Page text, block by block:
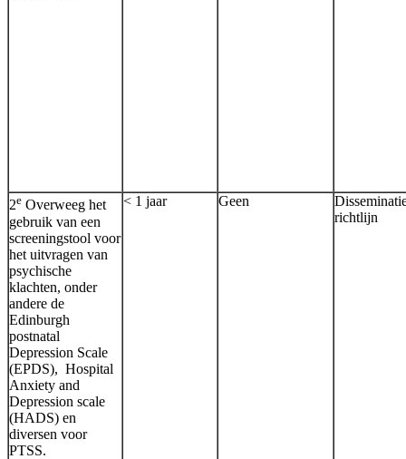
2e Overweeg het
gebruik van een
screeningstool voor
het uitvragen van
psychische
klachten, onder
andere de
Edinburgh
postnatal
Depression Scale
(EPDS), Hospital
Anxiety and
Depression scale
(HADS) en
diversen voor
PTSS.
< 1 jaar Geen
richtlijn